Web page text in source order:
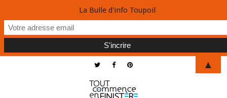
La Bulle d'info Toupoil
▲